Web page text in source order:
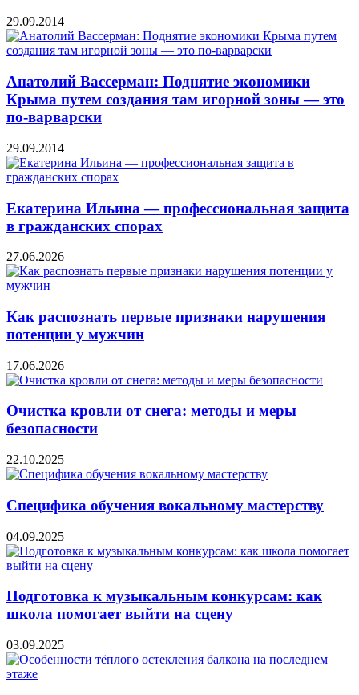
29.09.2014
Анатолий Вассерман: Поднятие экономики
Крыма путем создания там игорной зоны — это
по-варварски
29.09.2014
Екатерина Ильина — профессиональная защита
в гражданских спорах
27.06.2026
Как распознать первые признаки нарушения
потенции у мужчин
17.06.2026
Очистка кровли от снега: методы и меры
безопасности
22.10.2025
Специфика обучения вокальному мастерству
04.09.2025
Подготовка к музыкальным конкурсам: как
школа помогает выйти на сцену
03.09.2025